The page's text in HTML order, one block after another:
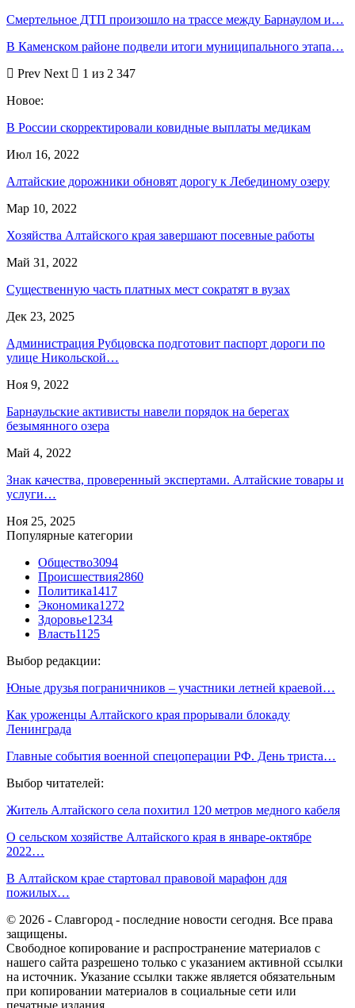
Смертельное ДТП произошло на трассе между Барнаулом и…
В Каменском районе подвели итоги муниципального этапа…
Prev Next
1 из 2 347
Новое:
В России скорректировали ковидные выплаты медикам
Июл 16, 2022
Алтайские дорожники обновят дорогу к Лебединому озеру
Мар 10, 2022
Хозяйства Алтайского края завершают посевные работы
Май 31, 2022
Существенную часть платных мест сократят в вузах
Дек 23, 2025
Администрация Рубцовска подготовит паспорт дороги по
улице Никольской…
Ноя 9, 2022
Барнаульские активисты навели порядок на берегах
безымянного озера
Май 4, 2022
Знак качества, проверенный экспертами. Алтайские товары и
услуги…
Ноя 25, 2025
Популярные категории
Общество3094
Происшествия2860
Политика1417
Экономика1272
Здоровье1234
Власть1125
Выбор редакции:
Юные друзья пограничников – участники летней краевой…
Как уроженцы Алтайского края прорывали блокаду
Ленинграда
Главные события военной спецоперации РФ. День триста…
Выбор читателей:
Житель Алтайского села похитил 120 метров медного кабеля
О сельском хозяйстве Алтайского края в январе-октябре
2022…
В Алтайском крае стартовал правовой марафон для
пожилых…
© 2026 - Славгород - последние новости сегодня. Все права
защищены.
Свободное копирование и распространение материалов с
нашего сайта разрешено только с указанием активной ссылки
на источник. Указание ссылки также является обязательным
при копировании материалов в социальные сети или
печатные издания.